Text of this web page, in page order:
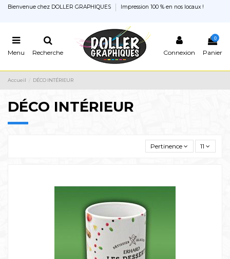
Bienvenue chez DOLLER GRAPHIQUES Impression 100 % en nos locaux !
Menu Recherche Connexion
0
Panier
Accueil DÉCO INTÉRIEUR
DÉCO INTÉRIEUR
Pertinence 11